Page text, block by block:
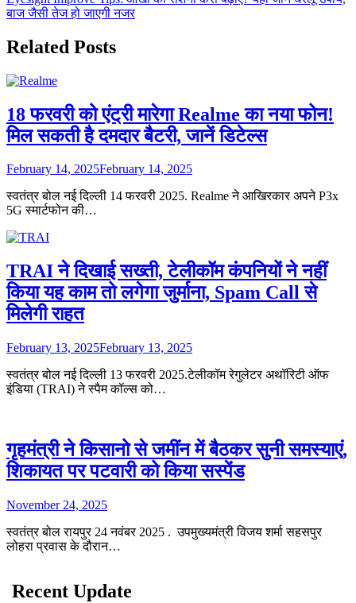
बाज जैसी तेज हो जाएगी नजर
Related Posts
18 फरवरी को एंट्री मारेगा Realme का नया फोन!
मिल सकती है दमदार बैटरी, जानें डिटेल्स
February 14, 2025February 14, 2025
स्वतंत्र बोल नई दिल्ली 14 फरवरी 2025. Realme ने आखिरकार अपने P3x
5G स्मार्टफोन की…
TRAI ने दिखाई सख्ती, टेलीकॉम कंपनियों ने नहीं
किया यह काम तो लगेगा जुर्माना, Spam Call से
मिलेगी राहत
February 13, 2025February 13, 2025
स्वतंत्र बोल नई दिल्ली 13 फरवरी 2025.टेलीकॉम रेगुलेटर अथॉरिटी ऑफ
इंडिया (TRAI) ने स्पैम कॉल्स को…
गृहमंत्री ने किसानो से जमींन में बैठकर सुनी समस्याएं,
शिकायत पर पटवारी को किया सस्पेंड
November 24, 2025
स्वतंत्र बोल रायपुर 24 नवंबर 2025 . उपमुख्यमंत्री विजय शर्मा सहसपुर
लोहरा प्रवास के दौरान…
Recent Update